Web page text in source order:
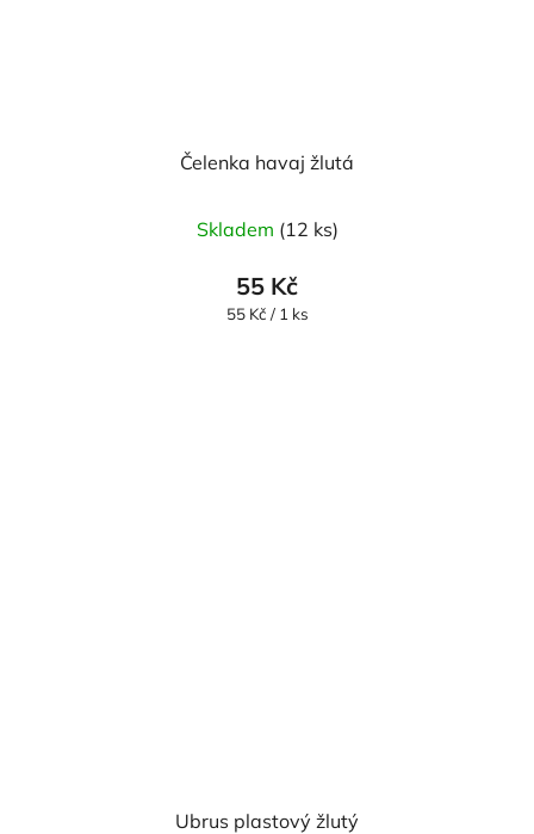
Čelenka havaj žlutá
Skladem (12 ks)
55 Kč
Měrná
55 Kč / 1 ks
Ubrus plastový žlutý